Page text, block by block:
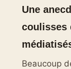
Une
coulisses
Beaucoup